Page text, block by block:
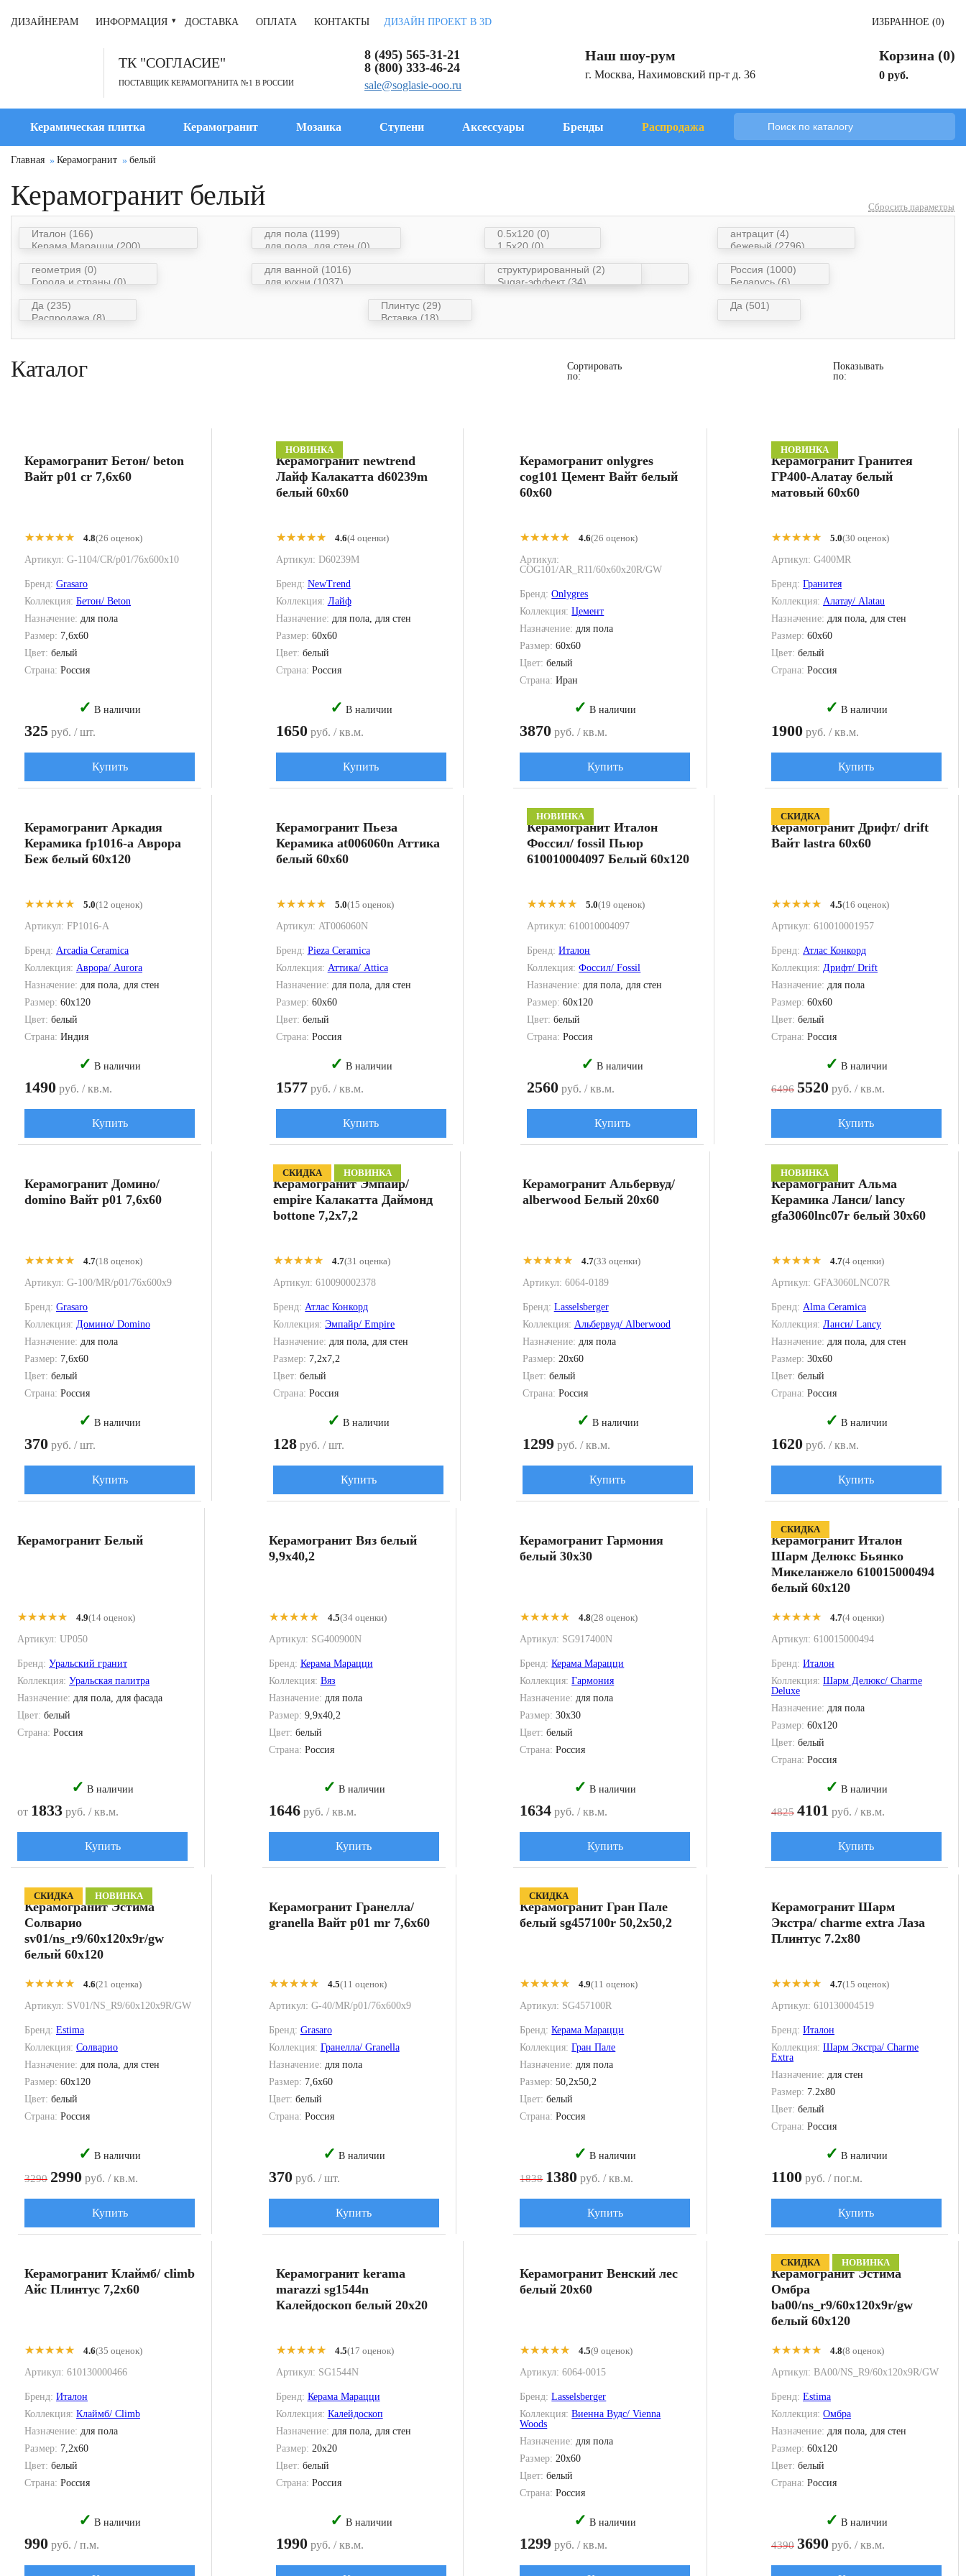
ДИЗАЙНЕРАМ ИНФОРМАЦИЯ ДОСТАВКА ОПЛАТА КОНТАКТЫ ДИЗАЙН ПРОЕКТ В 3D ИЗБРАННОЕ (0)
ТК "СОГЛАСИЕ"
ПОСТАВЩИК КЕРАМОГРАНИТА №1 В РОССИИ
8 (495) 565-31-21
8 (800) 333-46-24
sale@soglasie-ooo.ru
Наш шоу-рум
г. Москва, Нахимовский пр-т д. 36
Корзина (0)
0 руб.
Керамическая плитка Керамогранит Мозаика Ступени Аксессуары Бренды Распродажа
Главная Керамогранит белый
Керамогранит белый Сбросить параметры
Каталог
Сортировать
по:
Показывать
по:
Керамогранит Бетон/ beton
Вайт p01 cr 7,6x60
★★★★★
★★★★★ 4.8(26 оценок)
Артикул: G-1104/CR/p01/76x600x10
Бренд: Grasaro
Коллекция: Бетон/ Beton
Назначение: для пола
Размер: 7,6x60
Цвет: белый
Страна: Россия
✓ В наличии
325 руб. / шт.
Купить
НОВИНКА
Керамогранит newtrend
Лайф Калакатта d60239m
белый 60x60
★★★★★
★★★★★ 4.6(4 оценки)
Артикул: D60239M
Бренд: NewTrend
Коллекция: Лайф
Назначение: для пола, для стен
Размер: 60x60
Цвет: белый
Страна: Россия
✓ В наличии
1650руб. / кв.м.
Купить
Керамогранит onlygres
cog101 Цемент Вайт белый
60x60
★★★★★
★★★★★ 4.6(26 оценок)
Артикул:
COG101/AR_R11/60x60x20R/GW
Бренд:Onlygres
Коллекция:Цемент
Назначение:для пола
Размер:60x60
Цвет:белый
Страна:Иран
✓ В наличии
3870 руб. / кв.м.
Купить
НОВИНКА
Керамогранит Гранитея
ГР400-Алатау белый
матовый 60x60
★★★★★
★★★★★ 5.0(30 оценок)
Артикул: G400MR
Бренд: Гранитея
Коллекция: Алатау/ Alatau
Назначение: для пола, для стен
Размер: 60x60
Цвет: белый
Страна: Россия
✓ В наличии
1900руб. / кв.м.
Купить
Керамогранит Аркадия
Керамика fp1016-a Аврора
Беж белый 60x120
★★★★★
★★★★★ 5.0(12 оценок)
Артикул: FP1016-A
Бренд: Arcadia Ceramica
Коллекция: Аврора/ Aurora
Назначение: для пола, для стен
Размер: 60x120
Цвет: белый
Страна: Индия
✓ В наличии
1490 руб. / кв.м.
Купить
Керамогранит Пьеза
Керамика at006060n Аттика
белый 60x60
★★★★★
★★★★★ 5.0(15 оценок)
Артикул: AT006060N
Бренд: Pieza Ceramica
Коллекция: Аттика/ Attica
Назначение: для пола, для стен
Размер: 60x60
Цвет: белый
Страна: Россия
✓ В наличии
1577 руб. / кв.м.
Купить
НОВИНКА
Керамогранит Италон
Фоссил/ fossil Пьюр
610010004097 Белый 60x120
★★★★★
★★★★★ 5.0(19 оценок)
Артикул:610010004097
Бренд:Италон
Коллекция:Фоссил/ Fossil
Назначение:для пола, для стен
Размер:60x120
Цвет:белый
Страна:Россия
✓ В наличии
2560 руб. / кв.м.
Купить
СКИДКА
Керамогранит Дрифт/ drift
Вайт lastra 60x60
★★★★★
★★★★★ 4.5(16 оценок)
Артикул: 610010001957
Бренд: Атлас Конкорд
Коллекция: Дрифт/ Drift
Назначение: для пола
Размер: 60x60
Цвет: белый
Страна: Россия
✓ В наличии
6496 5520руб. / кв.м.
Купить
Керамогранит Домино/
domino Вайт p01 7,6x60
★★★★★
★★★★★ 4.7(18 оценок)
Артикул: G-100/MR/p01/76x600x9
Бренд: Grasaro
Коллекция: Домино/ Domino
Назначение: для пола
Размер: 7,6x60
Цвет: белый
Страна: Россия
✓ В наличии
370 руб. / шт.
Купить
СКИДКА НОВИНКА
Керамогранит Эмпайр/
empire Калакатта Даймонд
bottone 7,2x7,2
★★★★★
★★★★★ 4.7(31 оценка)
Артикул:610090002378
Бренд:Атлас Конкорд
Коллекция:Эмпайр/ Empire
Назначение:для пола, для стен
Размер: 7,2x7,2
Цвет:белый
Страна:Россия
✓ В наличии
128 руб. / шт.
Купить
Керамогранит Альбервуд/
alberwood Белый 20x60
★★★★★
★★★★★ 4.7(33 оценки)
Артикул: 6064-0189
Бренд: Lasselsberger
Коллекция: Альбервуд/ Alberwood
Назначение: для пола
Размер: 20x60
Цвет: белый
Страна: Россия
✓ В наличии
1299руб. / кв.м.
Купить
НОВИНКА
Керамогранит Альма
Керамика Ланси/ lancy
gfa3060lnc07r белый 30x60
★★★★★
★★★★★ 4.7(4 оценки)
Артикул: GFA3060LNC07R
Бренд: Alma Ceramica
Коллекция: Ланси/ Lancy
Назначение: для пола, для стен
Размер: 30x60
Цвет: белый
Страна: Россия
✓ В наличии
1620руб. / кв.м.
Купить
Керамогранит Белый
★★★★★
★★★★★ 4.9(14 оценок)
Артикул: UP050
Бренд: Уральский гранит
Коллекция: Уральская палитра
Назначение: для пола, для фасада
Цвет: белый
Страна: Россия
✓ В наличии
от 1833 руб. / кв.м.
Купить
Керамогранит Вяз белый
9,9x40,2
★★★★★
★★★★★ 4.5(34 оценки)
Артикул: SG400900N
Бренд: Керама Марацци
Коллекция: Вяз
Назначение: для пола
Размер: 9,9x40,2
Цвет: белый
Страна: Россия
✓ В наличии
1646руб. / кв.м.
Купить
Керамогранит Гармония
белый 30x30
★★★★★
★★★★★ 4.8(28 оценок)
Артикул: SG917400N
Бренд:Керама Марацци
Коллекция:Гармония
Назначение:для пола
Размер:30x30
Цвет:белый
Страна:Россия
✓ В наличии
1634 руб. / кв.м.
Купить
СКИДКА
Керамогранит Италон
Шарм Делюкс Бьянко
Микеланжело 610015000494
белый 60x120
★★★★★
★★★★★ 4.7(4 оценки)
Артикул: 610015000494
Бренд: Италон
Коллекция: Шарм Делюкс/ Charme
Deluxe
Назначение: для пола
Размер: 60x120
Цвет: белый
Страна: Россия
✓ В наличии
4825 4101 руб. / кв.м.
Купить
СКИДКА НОВИНКА
Керамогранит Эстима
Солварио
sv01/ns_r9/60x120x9r/gw
белый 60x120
★★★★★
★★★★★ 4.6(21 оценка)
Артикул: SV01/NS_R9/60x120x9R/GW
Бренд: Estima
Коллекция: Солварио
Назначение: для пола, для стен
Размер: 60x120
Цвет: белый
Страна: Россия
✓ В наличии
3290 2990 руб. / кв.м.
Купить
Керамогранит Гранелла/
granella Вайт p01 mr 7,6x60
★★★★★
★★★★★ 4.5(11 оценок)
Артикул: G-40/MR/p01/76x600x9
Бренд: Grasaro
Коллекция: Гранелла/ Granella
Назначение: для пола
Размер: 7,6x60
Цвет: белый
Страна: Россия
✓ В наличии
370руб. / шт.
Купить
СКИДКА
Керамогранит Гран Пале
белый sg457100r 50,2x50,2
★★★★★
★★★★★ 4.9(11 оценок)
Артикул: SG457100R
Бренд:Керама Марацци
Коллекция:Гран Пале
Назначение:для пола
Размер:50,2x50,2
Цвет:белый
Страна:Россия
✓ В наличии
1838 1380 руб. / кв.м.
Купить
Керамогранит Шарм
Экстра/ charme extra Лаза
Плинтус 7.2x80
★★★★★
★★★★★ 4.7(15 оценок)
Артикул: 610130004519
Бренд: Италон
Коллекция: Шарм Экстра/ Charme
Extra
Назначение: для стен
Размер: 7.2x80
Цвет: белый
Страна: Россия
✓ В наличии
1100руб. / пог.м.
Купить
Керамогранит Клаймб/ climb
Айс Плинтус 7,2x60
★★★★★
★★★★★ 4.6(35 оценок)
Артикул: 610130000466
Бренд: Италон
Коллекция: Клаймб/ Climb
Назначение: для пола
Размер: 7,2x60
Цвет: белый
Страна: Россия
✓ В наличии
990 руб. / п.м.
Керамогранит kerama
marazzi sg1544n
Калейдоскоп белый 20x20
★★★★★
★★★★★ 4.5(17 оценок)
Артикул: SG1544N
Бренд: Керама Марацци
Коллекция: Калейдоскоп
Назначение: для пола, для стен
Размер: 20x20
Цвет: белый
Страна: Россия
✓ В наличии
1990руб. / кв.м.
Керамогранит Венский лес
белый 20x60
★★★★★
★★★★★ 4.5(9 оценок)
Артикул:6064-0015
Бренд:Lasselsberger
Коллекция:Виенна Вудс/ Vienna
Woods
Назначение:для пола
Размер:20x60
Цвет:белый
Страна:Россия
✓ В наличии
1299 руб. / кв.м.
СКИДКА НОВИНКА
Керамогранит Эстима
Омбра
ba00/ns_r9/60x120x9r/gw
белый 60x120
★★★★★
★★★★★ 4.8(8 оценок)
Артикул: BA00/NS_R9/60x120x9R/GW
Бренд: Estima
Коллекция: Омбра
Назначение: для пола, для стен
Размер: 60x120
Цвет: белый
Страна: Россия
✓ В наличии
4390 3690руб. / кв.м.